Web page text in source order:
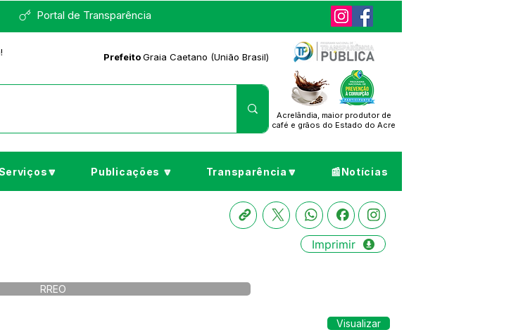
Portal de Transparência
PrefeitoGraia Caetano (União Brasil)
Acrelândia, maior produtor de
café e grãos do Estado do Acre
Publicações 🔽 Transparência🔽 📰Notícias
Imprimir
RREO
Visualizar